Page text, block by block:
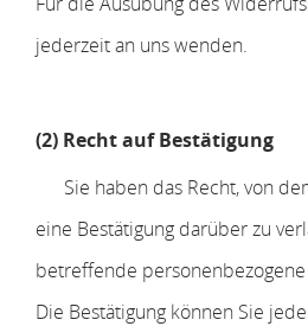
jederzeit an uns wenden.
(2) Recht auf Bestätigung
Sie haben das Recht, von
eine Bestätigung darüber zu
betreffende
Die Bestätigung können Sie